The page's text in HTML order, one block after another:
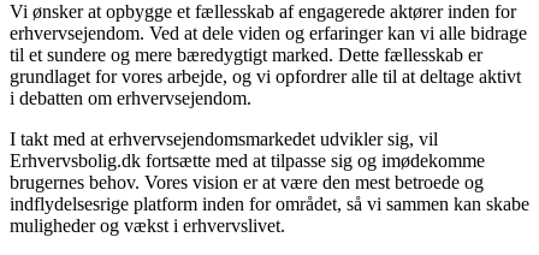
Vi ønsker at opbygge et fællesskab af engagerede aktører inden for
erhvervsejendom. Ved at dele viden og erfaringer kan vi alle bidrage
til et sundere og mere bæredygtigt marked. Dette fællesskab er
grundlaget for vores arbejde, og vi opfordrer alle til at deltage aktivt
i debatten om erhvervsejendom.
I takt med at erhvervsejendomsmarkedet udvikler sig, vil
Erhvervsbolig.dk fortsætte med at tilpasse sig og imødekomme
brugernes behov. Vores vision er at være den mest betroede og
indflydelsesrige platform inden for området, så vi sammen kan skabe
muligheder og vækst i erhvervslivet.